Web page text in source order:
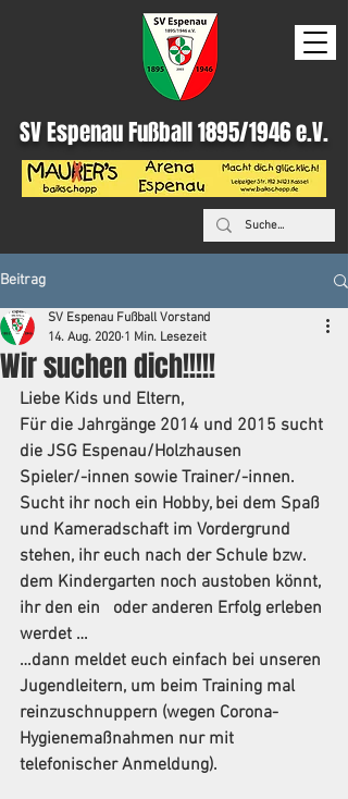
SV Espenau Fußball 1895/1946 e.V.
Beitrag
Wir suchen dich!!!!!
SV Espenau Fußball Vorstand
14. Aug. 2020 1 Min. Lesezeit
Liebe Kids und Eltern,
Für die Jahrgänge 2014 und 2015 sucht
die JSG Espenau/Holzhausen
Spieler/-innen sowie Trainer/-innen.
Sucht ihr noch ein Hobby, bei dem Spaß
und Kameradschaft im Vordergrund
stehen, ihr euch nach der Schule bzw.
dem Kindergarten noch austoben könnt,
ihr den ein   oder anderen Erfolg erleben
werdet …
…dann meldet euch einfach bei unseren
Jugendleitern, um beim Training mal
reinzuschnuppern (wegen Corona-
Hygienemaßnahmen nur mit
telefonischer Anmeldung).